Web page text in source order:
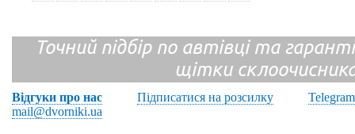
Точний підбір по автівці та
щітки
Відгуки про нас Підписатися на розсилку
Telegram
mail@dvorniki.ua